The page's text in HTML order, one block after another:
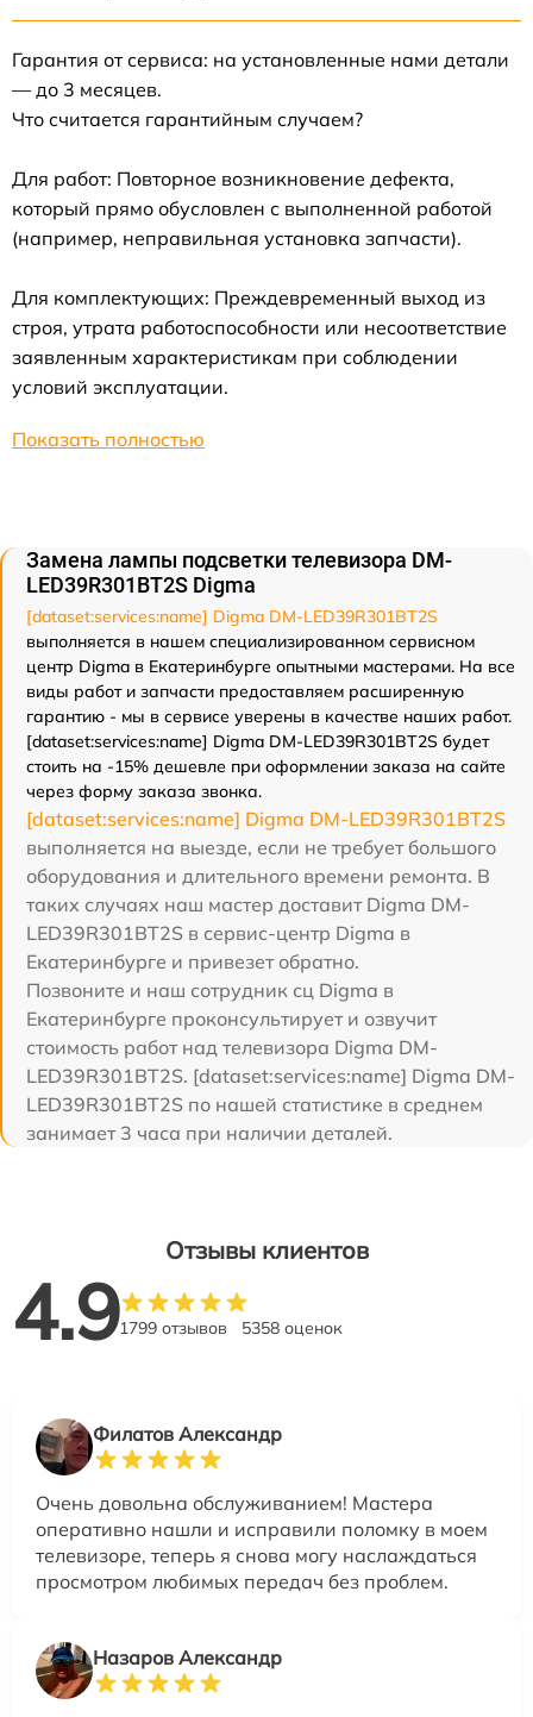
Гарантия от сервиса: на установленные нами детали
— до 3 месяцев.
Что считается гарантийным случаем?
Для работ: Повторное возникновение дефекта,
который прямо обусловлен с выполненной работой
(например, неправильная установка запчасти).
Для комплектующих: Преждевременный выход из
строя, утрата работоспособности или несоответствие
заявленным характеристикам при соблюдении
условий эксплуатации.
Показать полностью
Замена лампы подсветки телевизора DM-
LED39R301BT2S Digma
[dataset:services:name] Digma DM-LED39R301BT2S
выполняется в нашем специализированном сервисном
центр Digma в Екатеринбурге опытными мастерами. На все
виды работ и запчасти предоставляем расширенную
гарантию - мы в сервисе уверены в качестве наших работ.
[dataset:services:name] Digma DM-LED39R301BT2S будет
стоить на -15% дешевле при оформлении заказа на сайте
через форму заказа звонка.
[dataset:services:name] Digma DM-LED39R301BT2S
выполняется на выезде, если не требует большого
оборудования и длительного времени ремонта. В
таких случаях наш мастер доставит Digma DM-
LED39R301BT2S в сервис-центр Digma в
Екатеринбурге и привезет обратно.
Позвоните и наш сотрудник сц Digma в
Екатеринбурге проконсультирует и озвучит
стоимость работ над телевизора Digma DM-
LED39R301BT2S. [dataset:services:name] Digma DM-
LED39R301BT2S по нашей статистике в среднем
занимает 3 часа при наличии деталей.
Отзывы клиентов
4.91799 отзывов 5358 оценок
Филатов Александр
Очень довольна обслуживанием! Мастера
оперативно нашли и исправили поломку в моем
телевизоре, теперь я снова могу наслаждаться
просмотром любимых передач без проблем.
Назаров Александр